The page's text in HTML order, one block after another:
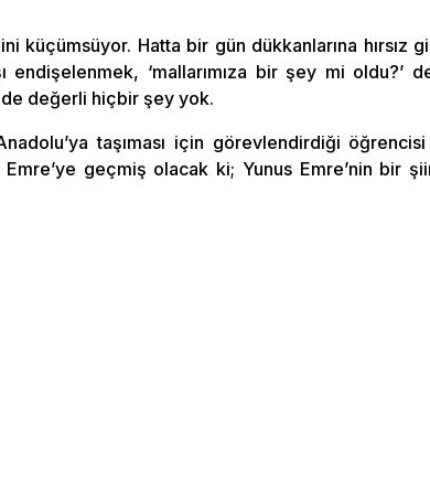
küçümsüyor. Hatta bir gün dükkanlarına hırsız
‘mallarımıza bir şey mi oldu?’
değerli hiçbir şey yok.
taşıması için görevlendirdiği öğrencisi
geçmiş olacak ki; Yunus Emre’nin bir